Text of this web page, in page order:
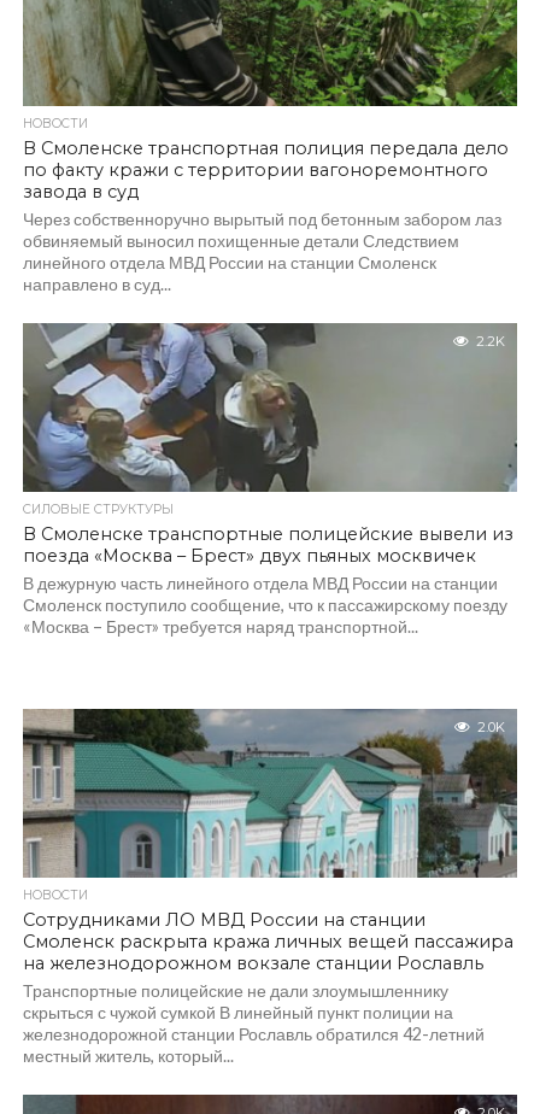
НОВОСТИ
В Смоленске транспортная полиция передала дело
по факту кражи с территории вагоноремонтного
завода в суд
Через собственноручно вырытый под бетонным забором лаз
обвиняемый выносил похищенные детали Следствием
линейного отдела МВД России на станции Смоленск
направлено в суд...
2.2K
СИЛОВЫЕ СТРУКТУРЫ
В Смоленске транспортные полицейские вывели из
поезда «Москва – Брест» двух пьяных москвичек
В дежурную часть линейного отдела МВД России на станции
Смоленск поступило сообщение, что к пассажирскому поезду
«Москва – Брест» требуется наряд транспортной...
2.0K
НОВОСТИ
Сотрудниками ЛО МВД России на станции
Смоленск раскрыта кража личных вещей пассажира
на железнодорожном вокзале станции Рославль
Транспортные полицейские не дали злоумышленнику
скрыться с чужой сумкой В линейный пункт полиции на
железнодорожной станции Рославль обратился 42-летний
местный житель, который...